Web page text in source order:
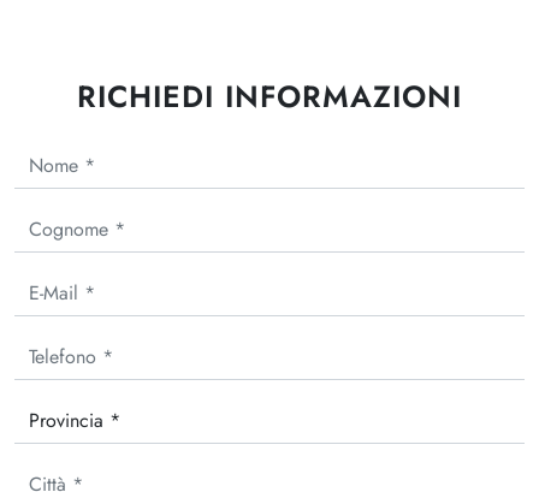
RICHIEDI INFORMAZIONI